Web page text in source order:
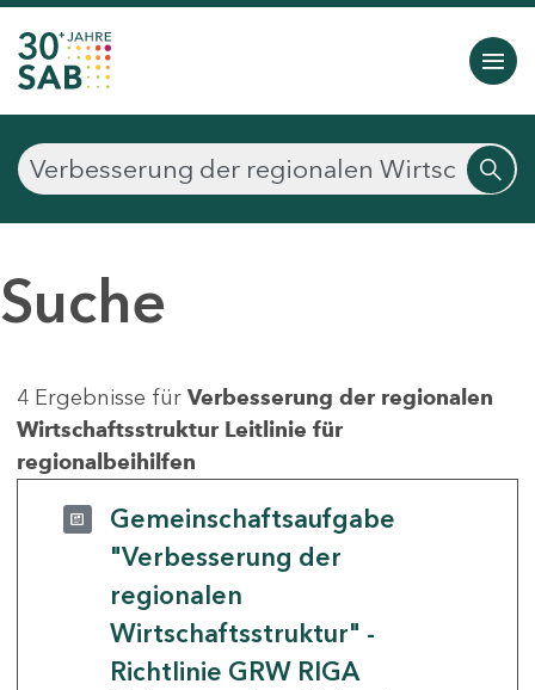
Suche
4 Ergebnisse für Verbesserung der regionalen
Wirtschaftsstruktur Leitlinie für
regionalbeihilfen
Gemeinschaftsaufgabe
"Verbesserung der
regionalen
Wirtschaftsstruktur" -
Richtlinie GRW RIGA